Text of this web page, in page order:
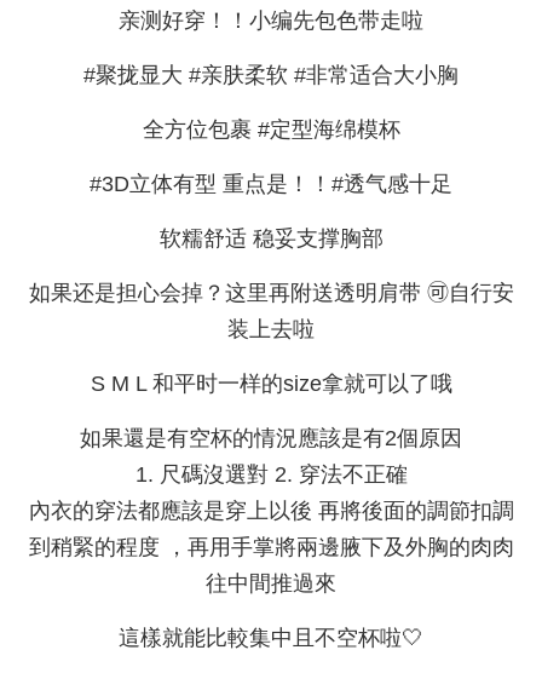
亲测好穿！！小编先包色带走啦
#聚拢显大 #亲肤柔软 #非常适合大小胸
全方位包裹 #定型海绵模杯
#3D立体有型 重点是！！#透气感十足
软糯舒适 稳妥支撑胸部
如果还是担心会掉？这里再附送透明肩带 🉑️自行安
装上去啦
S M L 和平时一样的size拿就可以了哦
如果還是有空杯的情況應該是有2個原因
1. 尺碼沒選對 2. 穿法不正確
內衣的穿法都應該是穿上以後 再將後面的調節扣調
到稍緊的程度 ，再用手掌將兩邊腋下及外胸的肉肉
往中間推過來
這樣就能比較集中且不空杯啦🤍